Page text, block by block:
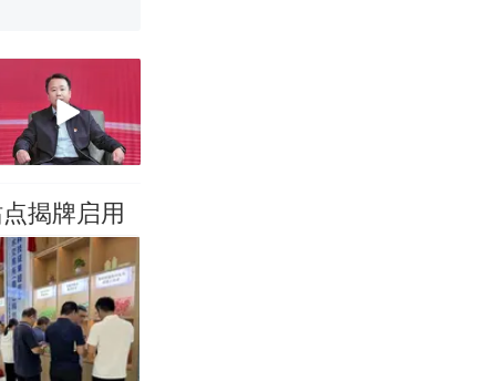
视频来源：
局：已叫停
写了人生
揭牌启用